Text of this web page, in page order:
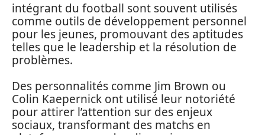
intégrant du football sont souvent utilisés
comme outils de développement personnel
pour les jeunes, promouvant des aptitudes
telles que le leadership et la résolution de
problèmes.
Des personnalités comme Jim Brown ou
Colin Kaepernick ont utilisé leur notoriété
pour attirer l’attention sur des enjeux
sociaux, transformant des matchs en